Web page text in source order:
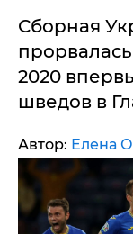
Сборная
2020
шведов в
Автор: Елена